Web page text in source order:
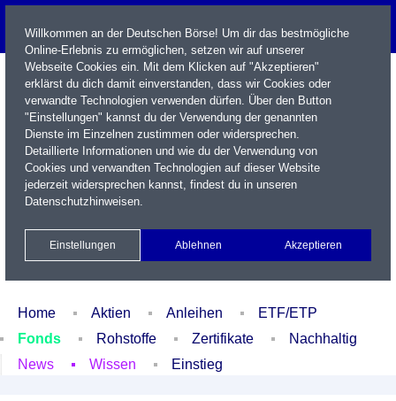
Name / WKN / ISIN / Kürzel
Xetra Realtime
Watchlist Portfolio Login
Home Aktien Anleihen
ETF/ETP
Fonds
Rohstoffe Zertifikate
Nachhaltig
News
Wissen Einstieg
Willkommen an der Deutschen Börse! Um dir das bestmögliche
Online-Erlebnis zu ermöglichen, setzen wir auf unserer
Webseite Cookies ein. Mit dem Klicken auf "Akzeptieren"
erklärst du dich damit einverstanden, dass wir Cookies oder
verwandte Technologien verwenden dürfen. Über den Button
"Einstellungen" kannst du der Verwendung der genannten
Dienste im Einzelnen zustimmen oder widersprechen.
Detaillierte Informationen und wie du der Verwendung von
Cookies und verwandten Technologien auf dieser Website
jederzeit widersprechen kannst, findest du in unseren
Datenschutzhinweisen.
Einstellungen Ablehnen Akzeptieren